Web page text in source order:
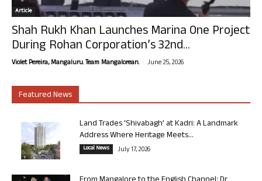
Article
Shah Rukh Khan Launches Marina One Project
During Rohan Corporation’s 32nd...
Violet Pereira, Mangaluru. Team Mangalorean. - June 25, 2026
Featured News
Land Trades ‘Shivabagh’ at Kadri: A Landmark
Address Where Heritage Meets...
Local News July 17, 2026